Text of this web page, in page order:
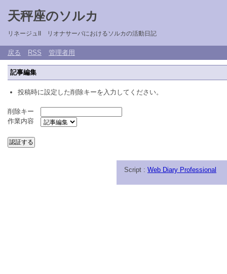
天秤座のソルカ
リネージュII リオナサーバにおけるソルカの活動日記
戻る RSS 管理者用
記事編集
投稿時に設定した削除キーを入力してください。
削除キー
作業内容
Script : Web Diary Professional